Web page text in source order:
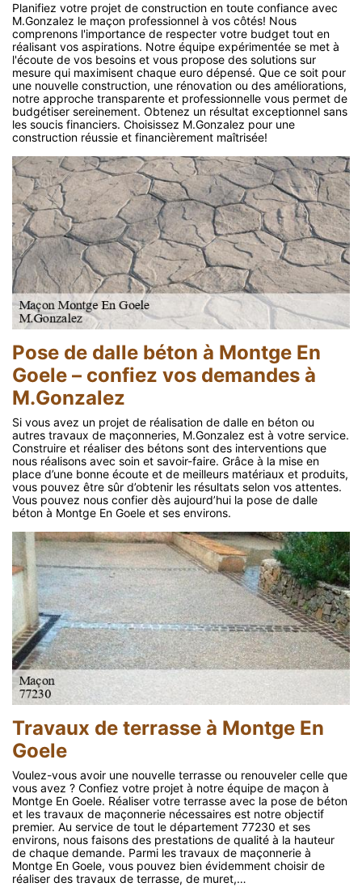
Planifiez votre projet de construction en toute confiance avec
M.Gonzalez le maçon professionnel à vos côtés! Nous
comprenons l'importance de respecter votre budget tout en
réalisant vos aspirations. Notre équipe expérimentée se met à
l'écoute de vos besoins et vous propose des solutions sur
mesure qui maximisent chaque euro dépensé. Que ce soit pour
une nouvelle construction, une rénovation ou des améliorations,
notre approche transparente et professionnelle vous permet de
budgétiser sereinement. Obtenez un résultat exceptionnel sans
les soucis financiers. Choisissez M.Gonzalez pour une
construction réussie et financièrement maîtrisée!
Pose de dalle béton à Montge En
Goele – confiez vos demandes à
M.Gonzalez
Si vous avez un projet de réalisation de dalle en béton ou
autres travaux de maçonneries, M.Gonzalez est à votre service.
Construire et réaliser des bétons sont des interventions que
nous réalisons avec soin et savoir-faire. Grâce à la mise en
place d’une bonne écoute et de meilleurs matériaux et produits,
vous pouvez être sûr d’obtenir les résultats selon vos attentes.
Vous pouvez nous confier dès aujourd’hui la pose de dalle
béton à Montge En Goele et ses environs.
Travaux de terrasse à Montge En
Goele
Voulez-vous avoir une nouvelle terrasse ou renouveler celle que
vous avez ? Confiez votre projet à notre équipe de maçon à
Montge En Goele. Réaliser votre terrasse avec la pose de béton
et les travaux de maçonnerie nécessaires est notre objectif
premier. Au service de tout le département 77230 et ses
environs, nous faisons des prestations de qualité à la hauteur
de chaque demande. Parmi les travaux de maçonnerie à
Montge En Goele, vous pouvez bien évidemment choisir de
réaliser des travaux de terrasse, de muret,…